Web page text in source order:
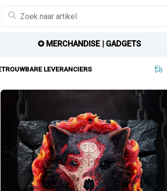
✪ MERCHANDISE | GADGETS
LEVERANCIERS